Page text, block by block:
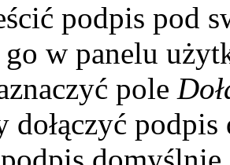
podpis pod
w panelu
pole
dołączyć